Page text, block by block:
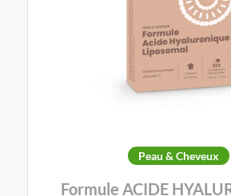
Peau & Cheveux
Formule ACIDE